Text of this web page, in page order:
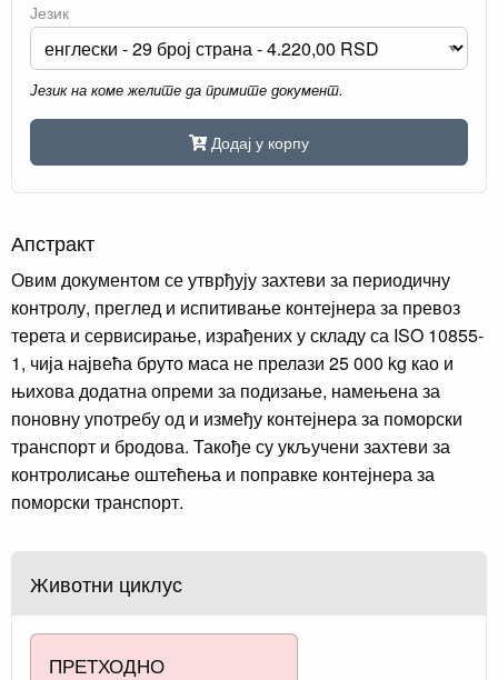
Језик
Језик на коме желите да примите документ.
Додај у корпу
Апстракт
Овим документом се утврђују захтеви за периодичну
контролу, преглед и испитивање контејнера за превоз
терета и сервисирање, израђених у складу са ISO 10855-
1, чија највећа бруто маса не прелази 25 000 kg као и
њихова додатна опреми за подизање, намењена за
поновну употребу од и између контејнера за поморски
транспорт и бродова. Такође су укључени захтеви за
контролисање оштећења и поправке контејнера за
поморски транспорт.
Животни циклус
ПРЕТХОДНО